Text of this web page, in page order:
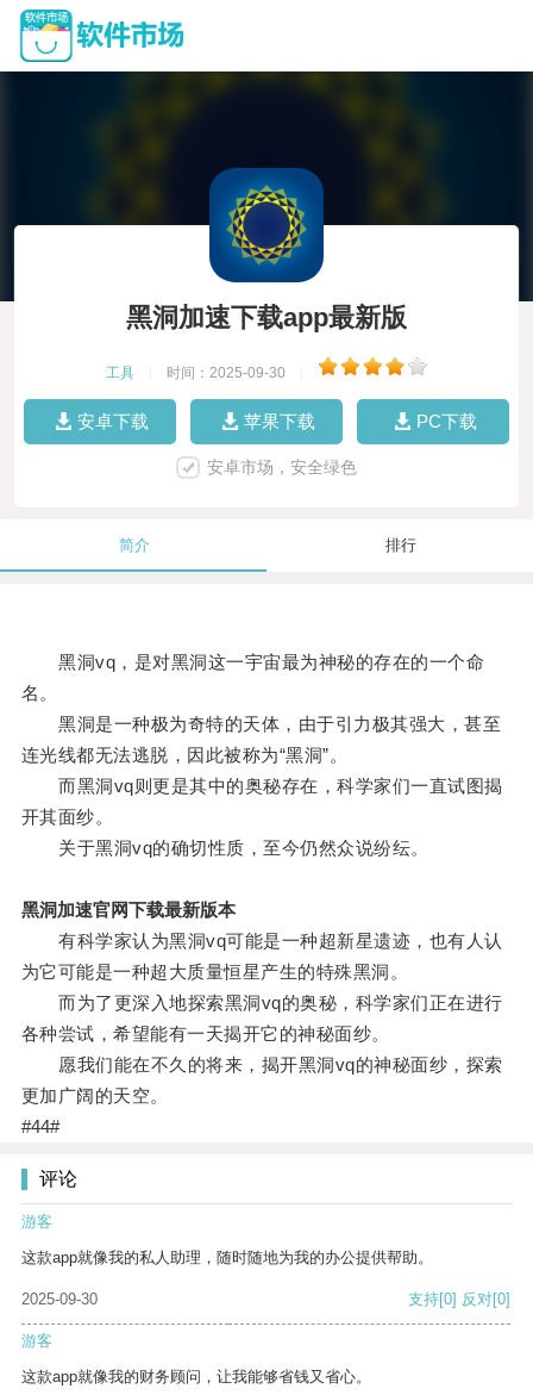
黑洞加速下载app最新版
工具 时间：2025-09-30
安卓下载 苹果下载 PC下载
安卓市场，安全绿色
简介 排行
黑洞vq，是对黑洞这一宇宙最为神秘的存在的一个命
名。
黑洞是一种极为奇特的天体，由于引力极其强大，甚至
连光线都无法逃脱，因此被称为“黑洞”。
而黑洞vq则更是其中的奥秘存在，科学家们一直试图揭
开其面纱。
关于黑洞vq的确切性质，至今仍然众说纷纭。
黑洞加速官网下载最新版本
有科学家认为黑洞vq可能是一种超新星遗迹，也有人认
为它可能是一种超大质量恒星产生的特殊黑洞。
而为了更深入地探索黑洞vq的奥秘，科学家们正在进行
各种尝试，希望能有一天揭开它的神秘面纱。
愿我们能在不久的将来，揭开黑洞vq的神秘面纱，探索
更加广阔的天空。
#44#
评论
游客
这款app就像我的私人助理，随时随地为我的办公提供帮助。
2025-09-30 支持[0] 反对[0]
游客
这款app就像我的财务顾问，让我能够省钱又省心。